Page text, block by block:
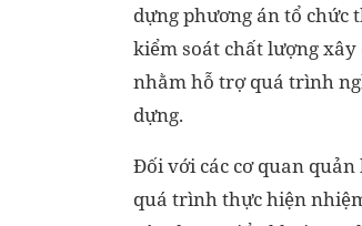
dựng phương án tổ chức
kiểm soát chất lượng
nhằm hỗ trợ quá trình
dựng.
Đối với các cơ quan
quá trình thực hiện